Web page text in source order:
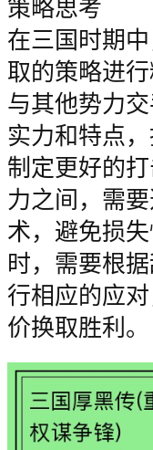
策略思考
在三国时期
取的策略进
与其他势力
实力和特点
制定更好的
力之间，需
术，避免损
时，需要根
行相应的应
价换取胜利。